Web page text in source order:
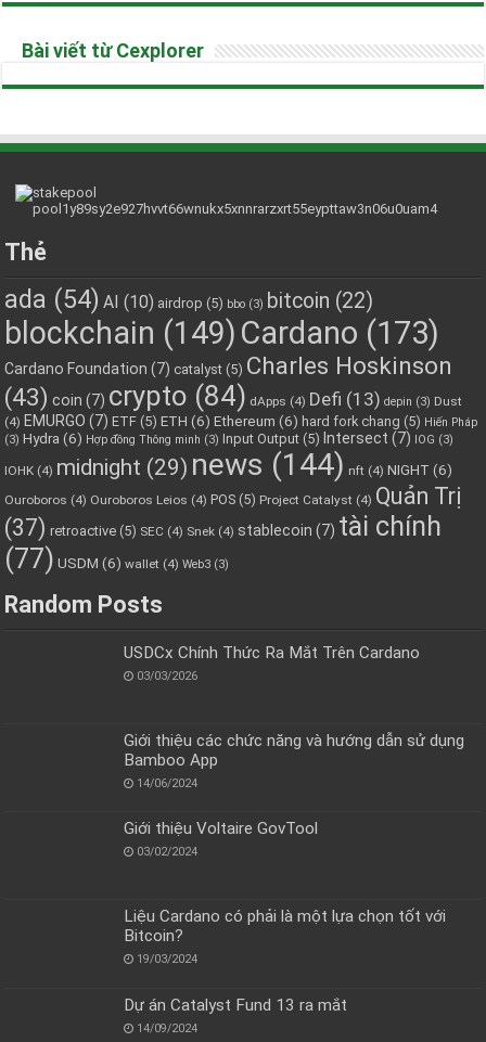
Bài viết từ Cexplorer
Thẻ
ada (54) AI (10) airdrop (5) bbo (3) bitcoin (22)
blockchain (149) Cardano (173)
Cardano Foundation (7) catalyst (5) Charles Hoskinson
(43) coin (7) crypto (84) dApps (4) Defi (13) depin (3) Dust
(4) EMURGO (7) ETF (5) ETH (6) Ethereum (6) hard fork chang (5) Hiến Pháp
(3) Hydra (6) Hợp đồng Thông minh (3) Input Output (5) Intersect (7) IOG (3)
IOHK (4) midnight (29) news (144) nft (4) NIGHT (6)
Ouroboros (4) Ouroboros Leios (4) POS (5) Project Catalyst (4) Quản Trị
(37) retroactive (5) SEC (4) Snek (4) stablecoin (7) tài chính
(77) USDM (6) wallet (4) Web3 (3)
Random Posts
USDCx Chính Thức Ra Mắt Trên Cardano
03/03/2026
Giới thiệu các chức năng và hướng dẫn sử dụng
Bamboo App
14/06/2024
Giới thiệu Voltaire GovTool
03/02/2024
Liệu Cardano có phải là một lựa chọn tốt với
Bitcoin?
19/03/2024
Dự án Catalyst Fund 13 ra mắt
14/09/2024